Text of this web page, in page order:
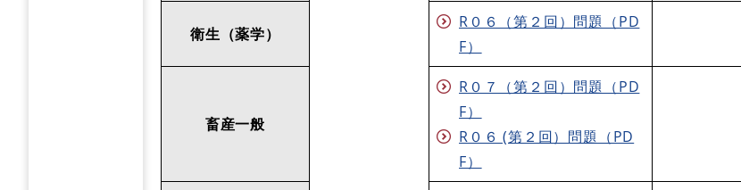
衛生（薬学）
R０６（第２回）問題（PD
F）
畜産一般
R０７（第２回）問題（PD
F）
​​R０６ (第２回）問題（PD
F）